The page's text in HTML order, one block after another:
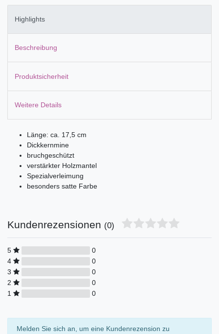
Highlights
Beschreibung
Produktsicherheit
Weitere Details
Länge: ca. 17,5 cm
Dickkernmine
bruchgeschützt
verstärkter Holzmantel
Spezialverleimung
besonders satte Farbe
Kundenrezensionen (0)
5
0
4
0
3
0
2
0
1
0
Melden Sie sich an, um eine Kundenrezension zu